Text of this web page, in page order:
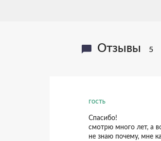
Отзывы 5
гость
Спасибо!
смотрю много лет, а
не знаю почему, мне